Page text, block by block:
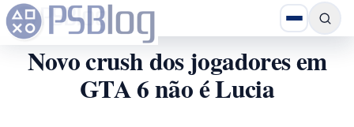
Novo crush dos jogadores em
GTA 6 não é Lucia